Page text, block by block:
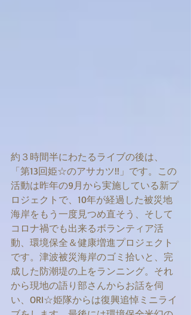
約３時間半にわたるライブの後は、
「第13回姫☆のアサカツ!!」です。この
活動は昨年の9月から実施している新プ
ロジェクトで、10年が経過した被災地
海岸をもう一度見つめ直そう、そして
コロナ禍でも出来るボランティア活
動、環境保全＆健康増進プロジェクト
です。津波被災海岸のゴミ拾いと、完
成した防潮堤の上をランニング。それ
から現地の語り部さんからお話を伺
い、ORI☆姫隊からは復興追悼ミニライ